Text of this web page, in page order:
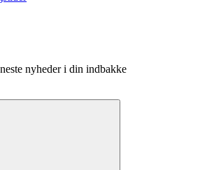
nyheder i din indbakke